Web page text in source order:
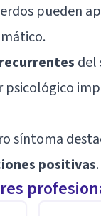
pueden
del
psicológico
síntoma
positivas.